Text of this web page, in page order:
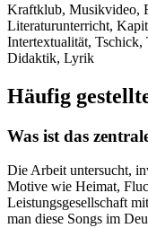
Kraftklub, Musikvideo,
Literaturunterricht,
Intertextualität, Tschick,
Didaktik, Lyrik
Häufig
Was ist das
Die Arbeit untersucht,
Motive wie Heimat,
Leistungsgesellschaft
man diese Songs im